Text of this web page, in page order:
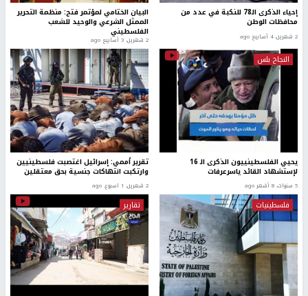
إحياء الذكرى الـ78 للنكبة في عدد من
محافظات الوطن
2 شهرين، 4 أسابيع ago
البيان الختامي لمؤتمر فتح: منظمة التحرير
الممثل الشرعي والوحيد للشعب
الفلسطيني
2 شهرين، 3 أسابيع ago
النجاح بلس
يحيي الفلسطينييون الذكرى الـ 16
لإستشهاد القائد ياسرعرفات
5 سنوات، 8 أشهر ago
تقرير أممي: إسرائيل اغتصبت فلسطينيين
وارتكبت انتهاكات جنسية بحق معتقلين
2 شهرين، 1 اسبوع. ago
فلسطينيات تقارير